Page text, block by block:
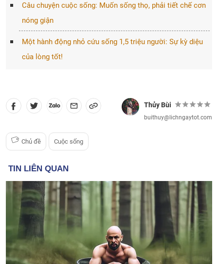
Câu chuyện cuộc sống: Muốn sống thọ, phải tiết chế cơn
nóng giận
Một hành động nhỏ cứu sống 1,5 triệu người: Sự kỳ diệu
của lòng tốt!
Thủy Bùi
buithuy@lichngaytot.com
Chủ đề Cuộc sống